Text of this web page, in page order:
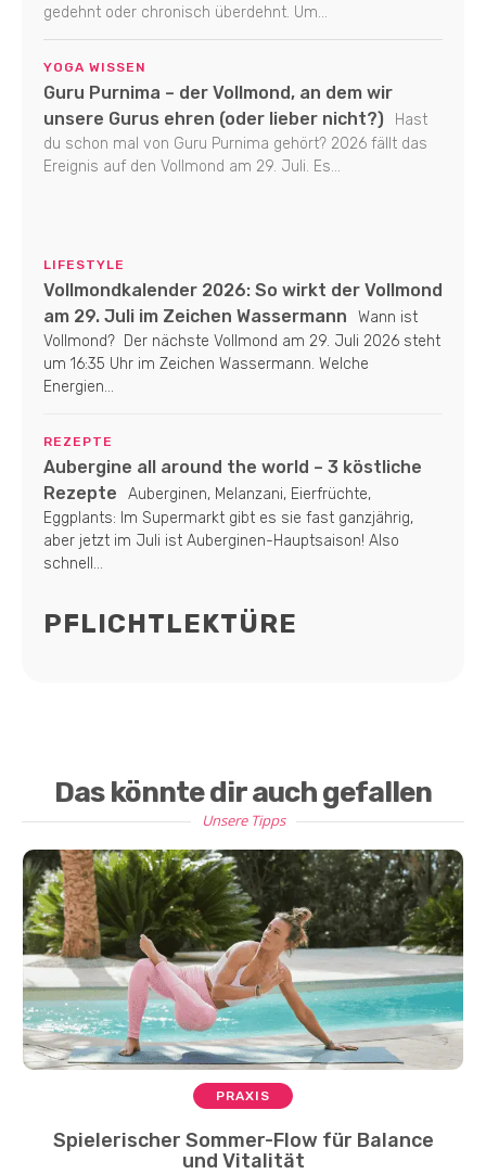
gedehnt oder chronisch überdehnt. Um...
YOGA WISSEN
Guru Purnima – der Vollmond, an dem wir
unsere Gurus ehren (oder lieber nicht?)
Hast
du schon mal von Guru Purnima gehört? 2026 fällt das
Ereignis auf den Vollmond am 29. Juli. Es...
LIFESTYLE
Vollmondkalender 2026: So wirkt der Vollmond
am 29. Juli im Zeichen Wassermann
Wann ist
Vollmond? Der nächste Vollmond am 29. Juli 2026 steht
um 16:35 Uhr im Zeichen Wassermann. Welche
Energien...
REZEPTE
Aubergine all around the world – 3 köstliche
Rezepte
Auberginen, Melanzani, Eierfrüchte,
Eggplants: Im Supermarkt gibt es sie fast ganzjährig,
aber jetzt im Juli ist Auberginen-Hauptsaison! Also
schnell...
PFLICHTLEKTÜRE
Das könnte dir auch gefallen
Unsere Tipps
PRAXIS
Spielerischer Sommer-Flow für Balance
und Vitalität